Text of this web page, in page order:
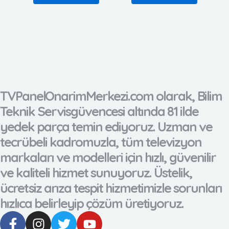
TVPanelOnarimMerkezi.com olarak, Bilim
Teknik Servisgüvencesi altında 81 ilde
yedek parça temin ediyoruz. Uzman ve
tecrübeli kadromuzla, tüm televizyon
markaları ve modelleri için hızlı, güvenilir
ve kaliteli hizmet sunuyoruz. Üstelik,
ücretsiz arıza tespit hizmetimizle sorunları
hızlıca belirleyip çözüm üretiyoruz.
F I T Y